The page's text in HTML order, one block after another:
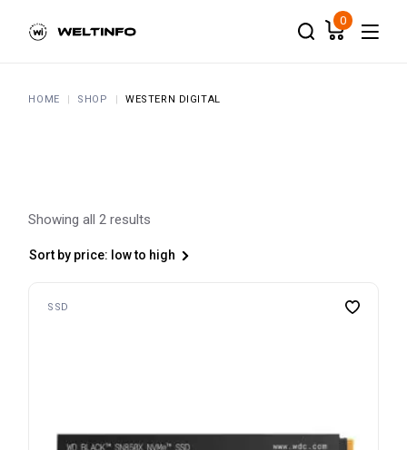
content
0
HOME SHOP WESTERN DIGITAL
Showing all 2 results
Sort by price: low to high
SSD